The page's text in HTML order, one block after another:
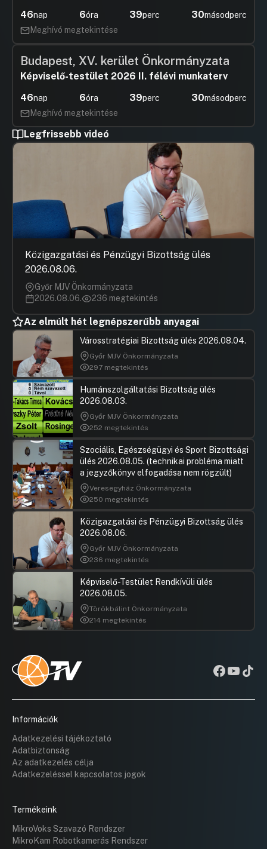
46nap 6óra 39perc 30másodperc
Meghívó megtekintése
Budapest, XV. kerület Önkormányzata
Képviselő-testület 2026 II. félévi munkaterv
46nap 6óra 39perc 30másodperc
Meghívó megtekintése
Legfrissebb videó
Közigazgatási és Pénzügyi Bizottság ülés
2026.08.06.
Győr MJV Önkormányzata
2026.08.06.
236 megtekintés
Az elmúlt hét legnépszerűbb anyagai
Városstratégiai Bizottság ülés 2026.08.04.
Győr MJV Önkormányzata
297 megtekintés
Humánszolgáltatási Bizottság ülés
2026.08.03.
Győr MJV Önkormányzata
252 megtekintés
Szociális, Egészségügyi és Sport Bizottsági
ülés 2026.08.05. (technikai probléma miatt
a jegyzőkönyv elfogadása nem rögzült)
Veresegyház Önkormányzata
250 megtekintés
Közigazgatási és Pénzügyi Bizottság ülés
2026.08.06.
Győr MJV Önkormányzata
236 megtekintés
Képviselő-Testület Rendkívüli ülés
2026.08.05.
Törökbálint Önkormányzata
214 megtekintés
Információk
Adatkezelési tájékoztató
Adatbiztonság
Az adatkezelés célja
Adatkezeléssel kapcsolatos jogok
Termékeink
MikroVoks Szavazó Rendszer
MikroKam Robotkamerás Rendszer